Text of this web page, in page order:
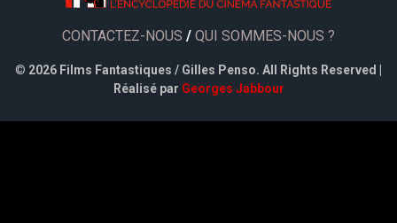
CONTACTEZ-NOUS / QUI SOMMES-NOUS ?
© 2026 Films Fantastiques / Gilles Penso. All Rights Reserved |
Réalisé par Georges Jabbour